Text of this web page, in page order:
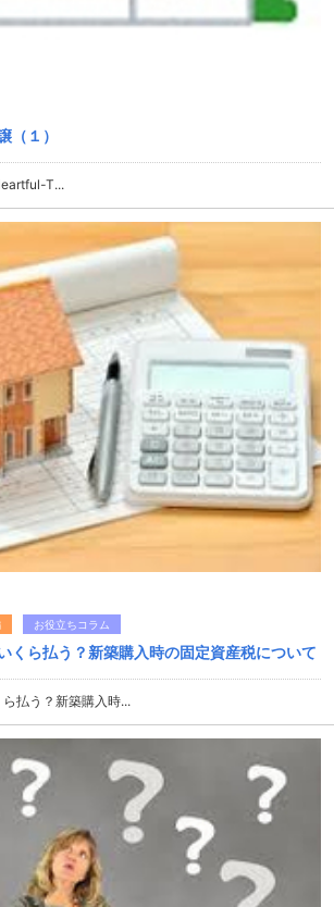
（１）
T...
お役立ちコラム
くら払う？新築購入時の固定資産税について
払う？新築購入時...